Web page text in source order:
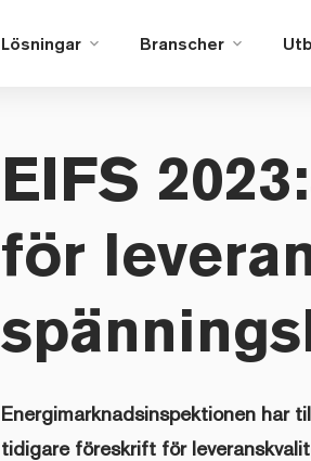
Lösningar Branscher
EIFS
för
Energimarknadsinspektionen har
tidigare föreskrift för